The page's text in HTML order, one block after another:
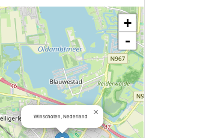
Winschoten, Nederland ×
+
-